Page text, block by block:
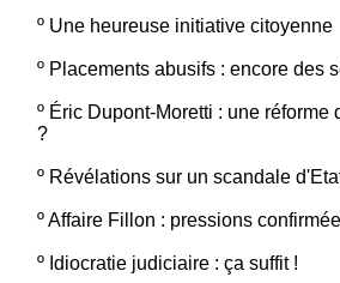
º Une heureuse initiative citoyenne
º Placements abusifs : encore des
º Éric Dupont-Moretti : une réforme
?
º Révélations sur un scandale
ºAffaire Fillon : pressions
º Idiocratie judiciaire : ça suffit !